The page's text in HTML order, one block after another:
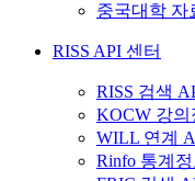
중국대학 자
RISS API 센터
RISS 검색
KOCW 강의
WILL 연계
Rinfo 통계